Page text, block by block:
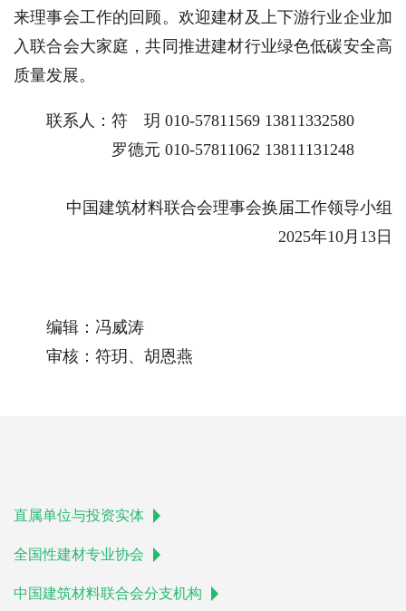
来理事会工作的回顾。欢迎建材及上下游行业企业加
入联合会大家庭，共同推进建材行业绿色低碳安全高
质量发展。
联系人：符 玥 010-57811569 13811332580
罗德元 010-57811062 13811131248
中国建筑材料联合会理事会换届工作领导小组
2025年10月13日
编辑：冯威涛
审核：符玥、胡恩燕
直属单位与投资实体
全国性建材专业协会
中国建筑材料联合会分支机构